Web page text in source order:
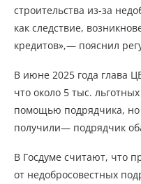
строительства из-за
как следствие,
кредитов»,— пояснил
В июне 2025 года глава
что около 5 тыс.
помощью подрядчика, но
получили— подрядчик
В Госдуме считают, что
от недобросовестных